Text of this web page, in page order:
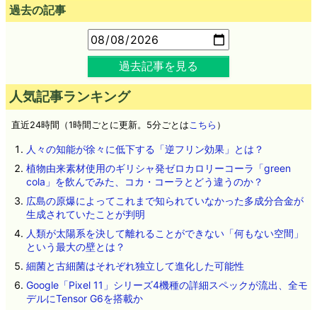
過去の記事
過去記事を見る
人気記事ランキング
直近24時間（1時間ごとに更新。5分ごとは こちら ）
人々の知能が徐々に低下する「逆フリン効果」とは？
植物由来素材使用のギリシャ発ゼロカロリーコーラ「green
cola」を飲んでみた、コカ・コーラとどう違うのか？
広島の原爆によってこれまで知られていなかった多成分合金が
生成されていたことが判明
人類が太陽系を決して離れることができない「何もない空間」
という最大の壁とは？
細菌と古細菌はそれぞれ独立して進化した可能性
Google「Pixel 11」シリーズ4機種の詳細スペックが流出、全モ
デルにTensor G6を搭載か